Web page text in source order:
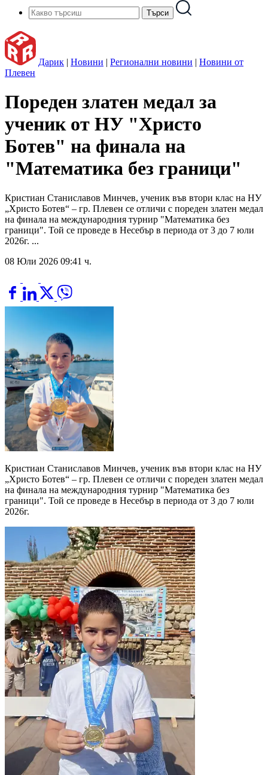
Дарик | Новини | Регионални новини | Новини от
Плевен
Пореден златен медал за
ученик от НУ "Христо
Ботев" на финала на
"Математика без граници"
Кристиан Станиславов Минчев, ученик във втори клас на НУ
„Христо Ботев“ – гр. Плевен се отличи с пореден златен медал
на финала на международния турнир "Математика без
граници". Той се проведе в Несебър в периода от 3 до 7 юли
2026г. ...
08 Юли 2026 09:41 ч.
Кристиан Станиславов Минчев, ученик във втори клас на НУ
„Христо Ботев“ – гр. Плевен се отличи с пореден златен медал
на финала на международния турнир "Математика без
граници". Той се проведе в Несебър в периода от 3 до 7 юли
2026г.